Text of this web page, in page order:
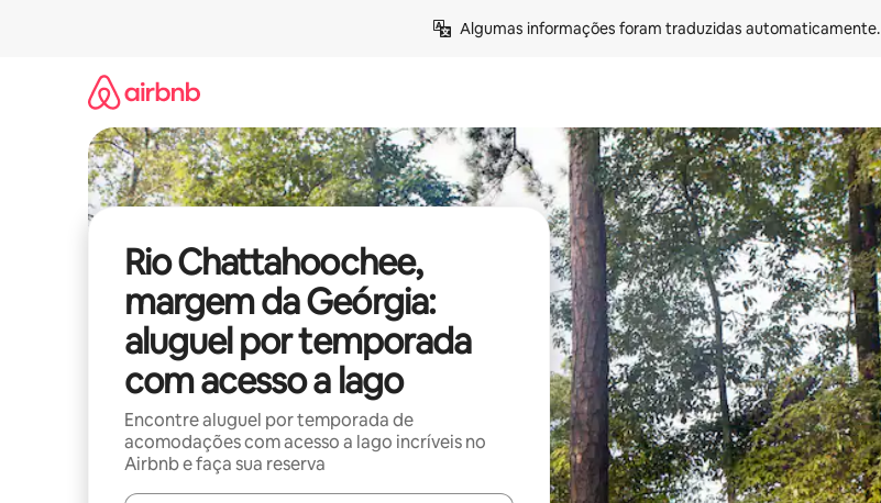
Algumas informações foram traduzidas automaticamente.
Rio Chattahoochee,
margem da Geórgia:
aluguel por temporada
com acesso a lago
Encontre aluguel por temporada de
acomodações com acesso a lago incríveis no
Airbnb e faça sua reserva